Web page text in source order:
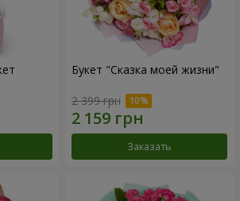
Букет "Сказка моей жизни"
2 399 грн
Заказать